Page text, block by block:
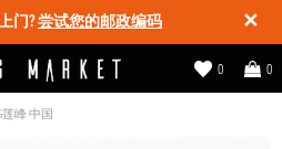
✕
门?尝试您的邮政编码
0
0
莲峰 中国